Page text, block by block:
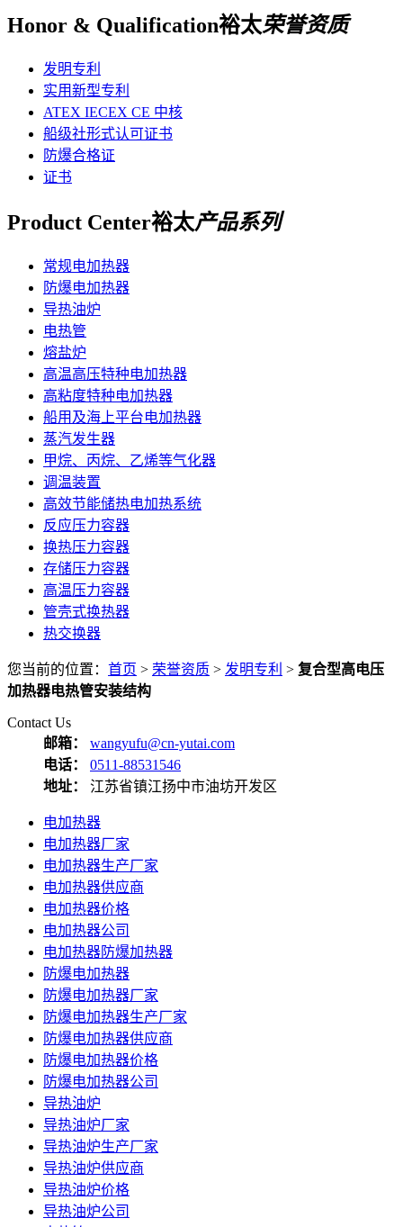
Honor & Qualification裕太荣誉资质
发明专利
实用新型专利
ATEX IECEX CE 中核
船级社形式认可证书
防爆合格证
证书
Product Center裕太产品系列
常规电加热器
防爆电加热器
导热油炉
电热管
熔盐炉
高温高压特种电加热器
高粘度特种电加热器
船用及海上平台电加热器
蒸汽发生器
甲烷、丙烷、乙烯等气化器
调温装置
高效节能储热电加热系统
反应压力容器
换热压力容器
存储压力容器
高温压力容器
管壳式换热器
热交换器
您当前的位置： 首页 > 荣誉资质 > 发明专利 > 复合型高电压
加热器电热管安装结构
Contact Us
邮箱：
wangyufu@cn-yutai.com
电话：
0511-88531546
地址：
江苏省镇江扬中市油坊开发区
电加热器
电加热器厂家
电加热器生产厂家
电加热器供应商
电加热器价格
电加热器公司
电加热器防爆加热器
防爆电加热器
防爆电加热器厂家
防爆电加热器生产厂家
防爆电加热器供应商
防爆电加热器价格
防爆电加热器公司
导热油炉
导热油炉厂家
导热油炉生产厂家
导热油炉供应商
导热油炉价格
导热油炉公司